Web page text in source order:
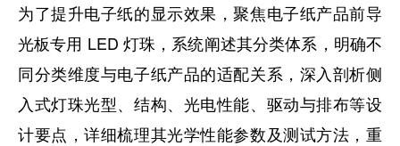
为了提升电子纸的显示效果，聚焦电子纸产品前导
光板专用 LED 灯珠，系统阐述其分类体系，明确不
同分类维度与电子纸产品的适配关系，深入剖析侧
入式灯珠光型、结构、光电性能、驱动与排布等设
计要点，详细梳理其光学性能参数及测试方法，重